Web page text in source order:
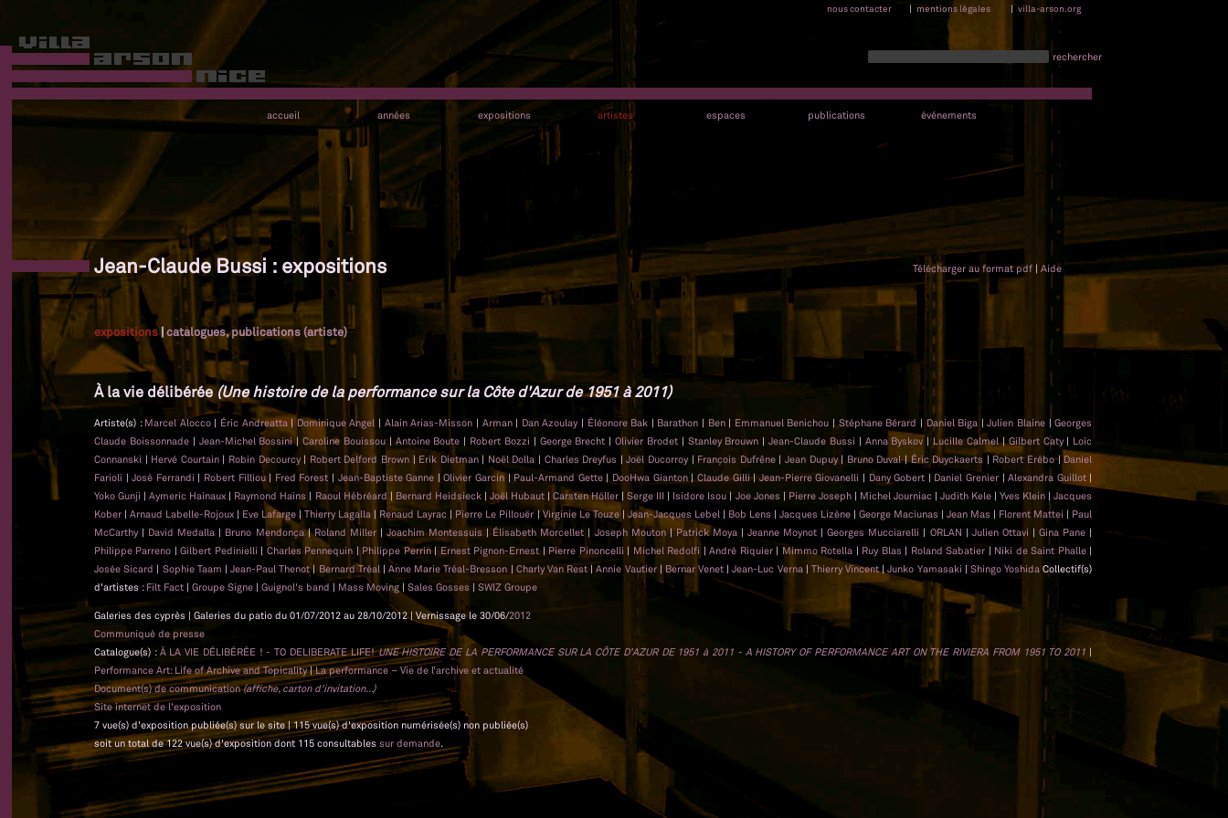
nous contacter | mentions légales | villa-arson.org
rechercher
accueil années expositions artistes espaces publications événements
Jean-Claude Bussi : expositions Télécharger au format pdf | Aide
expositions|catalogues, publications (artiste)
À la vie délibérée(Une histoire de la performance sur la Côte d'Azur de 1951 à 2011)
Artiste(s) : Marcel Alocco | Éric Andreatta |Dominique Angel | Alain Arias-Misson | Arman | Dan Azoulay | Éléonore Bak | Barathon | Ben | Emmanuel Benichou |Stéphane Bérard | Daniel Biga |Julien Blaine |Georges
Claude Boissonnade | Jean-Michel Bossini|Caroline Bouissou|Antoine Boute | Robert Bozzi | George Brecht |Olivier Brodet | Stanley Brouwn |Jean-Claude Bussi | Anna Byskov |Lucille Calmel|Gilbert Caty | Loïc
Connanski | Hervé Courtain | Robin Decourcy | Robert Delford Brown | Erik Dietman | Noël Dolla | Charles Dreyfus |Joël Ducorroy | François Dufrêne |Jean Dupuy | Bruno Duval|Éric Duyckaerts | Robert Erébo| Daniel
Farioli |José Ferrandi | Robert Filliou | Fred Forest | Jean-Baptiste Ganne |Olivier Garcin |Paul-Armand Gette| DooHwa Gianton|Claude Gilli|Jean-Pierre Giovanelli | Dany Gobert | Daniel Grenier |Alexandra Guillot |
Yoko Gunji |Aymeric Hainaux | Raymond Hains | Raoul Hébréard | Bernard Heidsieck | Joël Hubaut |Carsten Höller |Serge III | Isidore Isou | Joe Jones | Pierre Joseph | Michel Journiac |Judith Kele |Yves Klein |Jacques
Kober |Arnaud Labelle-Rojoux | Eve Lafarge|Thierry Lagalla | Renaud Layrac | Pierre Le Pillouër |Virginie Le Touze | Jean-Jacques Lebel | Bob Lens | Jacques Lizène | George Maciunas |Jean Mas | Florent Mattei | Paul
McCarthy | David Medalla | Bruno Mendonça|Roland Miller | Joachim Montessuis | Élisabeth Morcellet | Joseph Mouton|Patrick Moya |Jeanne Moynot |Georges Mucciarelli | ORLAN | Julien Ottavi |Gina Pane |
Philippe Parreno |Gilbert Pedinielli | Charles Pennequin|Philippe Perrin|Ernest Pignon-Ernest|Pierre Pinoncelli | Michel Redolfi |André Riquier | Mimmo Rotella | Ruy Blas | Roland Sabatier | Niki de Saint Phalle |
Josée Sicard | Sophie Taam | Jean-Paul Thenot| Bernard Tréal | Anne Marie Tréal-Bresson | Charly Van Rest |Annie Vautier | Bernar Venet |Jean-Luc Verna | Thierry Vincent|Junko Yamasaki | Shingo YoshidaCollectif(s)
d'artistes : Filt Fact | Groupe Signe | Guignol's band | Mass Moving | Sales Gosses | SWIZ Groupe
Galeries des cyprès | Galeries du patio du 01/07/2012 au 28/10/2012 | Vernissage le 30/06/2012
Communiqué de presse
Catalogue(s) : À LA VIE DÉLIBÉRÉE ! - TO DELIBERATE LIFE!UNE HISTOIRE DE LA PERFORMANCE SUR LA CÔTE D’AZUR DE 1951 à 2011 - A HISTORY OF PERFORMANCE ART ON THE RIVIERA FROM 1951 TO 2011 |
Performance Art: Life of Archive and Topicality|La performance – Vie de l’archive et actualité
Document(s) de communication(affiche, carton d'invitation...)
Site internet de l'exposition
7 vue(s) d'exposition publiée(s) sur le site | 115 vue(s) d'exposition numérisée(s) non publiée(s)
soit un total de 122 vue(s) d'exposition dont 115 consultables sur demande.